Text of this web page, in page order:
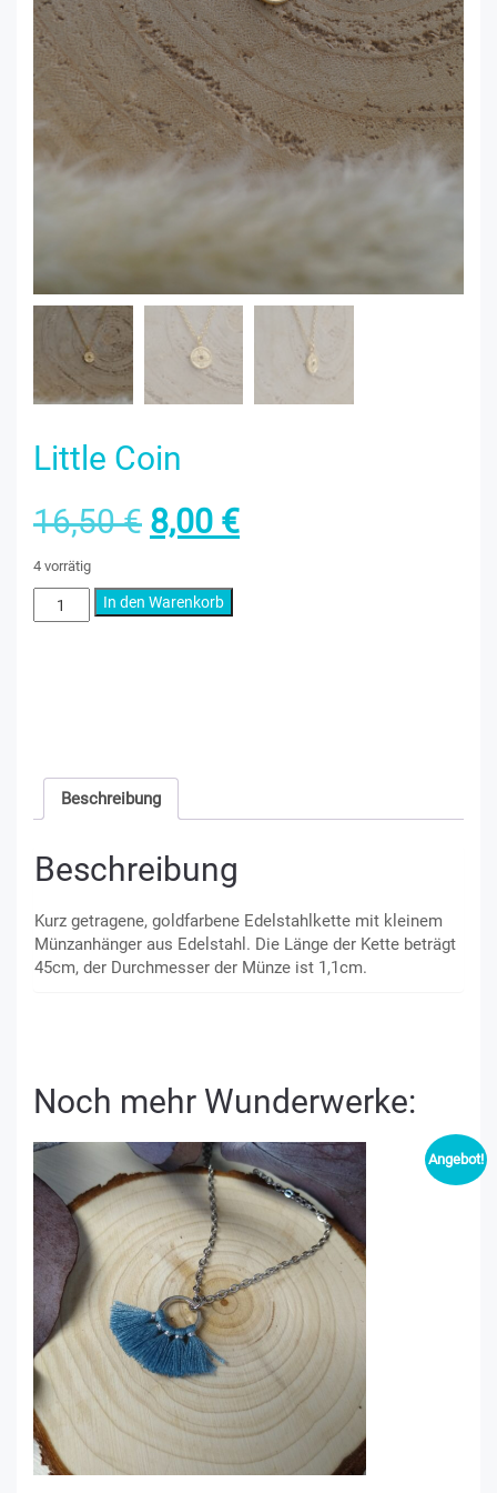
Little Coin
16,50€ Ursprünglicher
war:
8,00 €Aktueller
4 vorrätig
Little
Coin
In den Warenkorb
Beschreibung
Beschreibung
Kurz getragene, goldfarbene Edelstahlkette mit kleinem
Münzanhänger aus Edelstahl. Die Länge der Kette beträgt
45cm, der Durchmesser der Münze ist 1,1cm.
Noch mehr Wunderwerke:
Angebot!